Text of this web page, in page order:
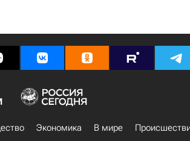
Экономика В мире